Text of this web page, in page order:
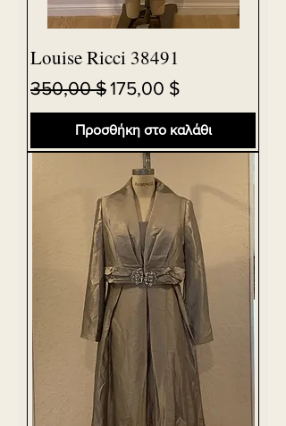
Louise Ricci 38491
Κανονική τιμή
350,00 $Τιμή Έκπτωσης
175,00 $
Προσθήκη στο καλάθι